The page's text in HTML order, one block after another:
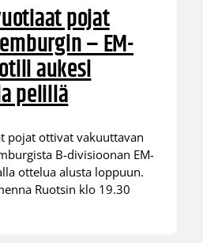
pojat
– EM-
aukesi
pelillä
pojat ottivat vakuuttavan
B-divisioonan EM-
ottelua alusta loppuun.
Ruotsin klo 19.30